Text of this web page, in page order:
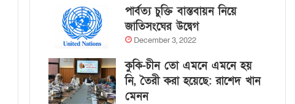
পার্বত্য চুক্তি বাস্তবায়ন নিয়ে
জাতিসংঘের উদ্বেগ
December 3, 2022
কুকি-চীন তো এমনে এমনে হয়
নি, তৈরী করা হয়েছে: রাশেদ খান
মেনন